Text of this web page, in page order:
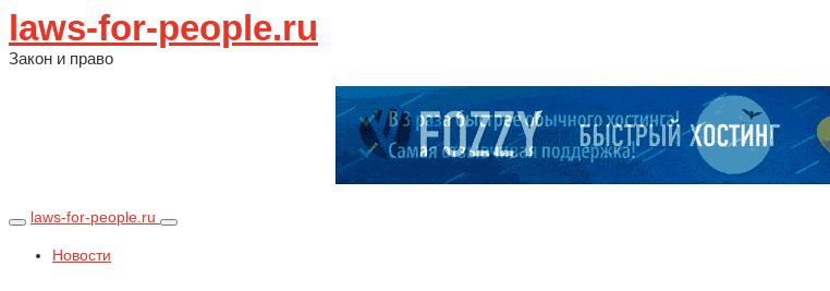
laws-for-people.ru
Закон и право
laws-for-people.ru
Новости